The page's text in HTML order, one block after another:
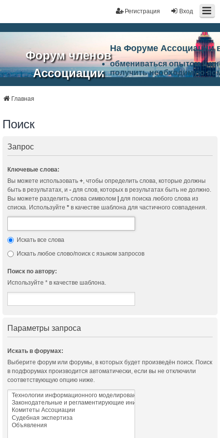
Вход
Регистрация
Форум членов
Ассоциации
На Форуме Ассоциации
обмениваться опытом и
получить необходимую
Главная
Поиск
Запрос
Ключевые слова:
Вы можете использовать + , чтобы определить слова, которые должны
быть в результатах, и - для слов, которых в результатах быть не должно.
Вы можете разделить слова символом | для поиска любого слова из
списка. Используйте * в качестве шаблона для частичного совпадения.
Искать все слова
Искать любое слово/поиск с языком запросов
Поиск по автору:
Используйте * в качестве шаблона.
Параметры запроса
Искать в форумах:
Выберите форум или форумы, в которых будет произведён поиск. Поиск
в подфорумах производится автоматически, если вы не отключили
соответствующую опцию ниже.